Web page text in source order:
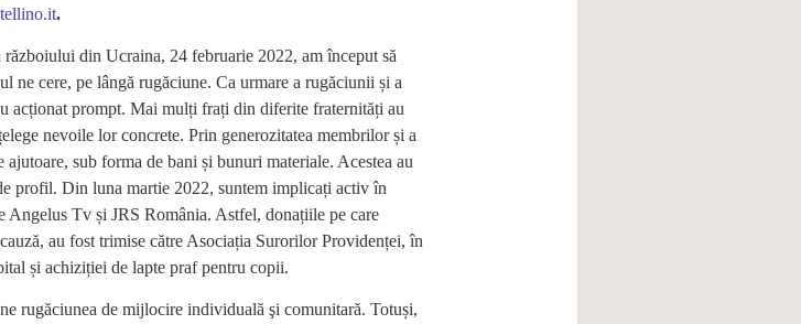
.
războiului din Ucraina, 24 februarie 2022, am început să
ne cere, pe lângă rugăciune. Ca urmare a rugăciunii și a
acționat prompt. Mai mulți frați din diferite fraternități au
nevoile lor concrete. Prin generozitatea membrilor și a
sub forma de bani și bunuri materiale. Acestea au
profil. Din luna martie 2022, suntem implicați activ în
Tv și JRS România. Astfel, donațiile pe care
au fost trimise către Asociația Surorilor Providenței, în
și achiziției de lapte praf pentru copii.
rugăciunea de mijlocire individuală şi comunitară. Totuși,